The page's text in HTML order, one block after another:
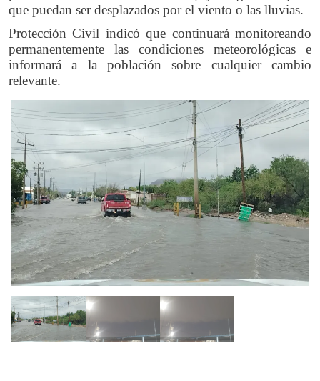
que puedan ser desplazados por el viento o las lluvias.
Protección Civil indicó que continuará monitoreando
permanentemente las condiciones meteorológicas e
informará a la población sobre cualquier cambio
relevante.